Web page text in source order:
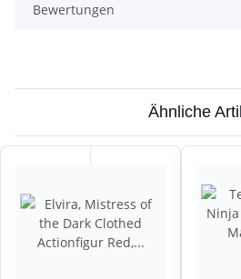
Bewertungen
Ähnliche